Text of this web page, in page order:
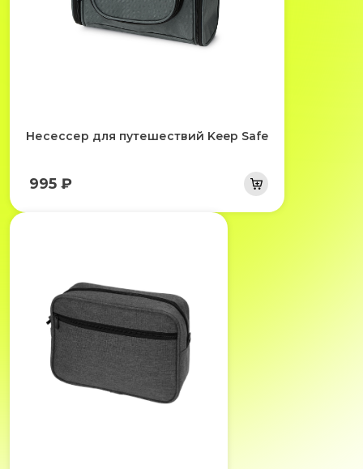
Несессер для путешествий Keep Safe
995 ₽